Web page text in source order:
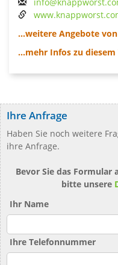
...weitere Angebote
...mehr Infos zu
Ihre Anfrage
Haben Sie noch weitere
ihre Anfrage.
Bevor Sie das Formular
bitte unsere
Ihr Name
Ihre Telefonnummer